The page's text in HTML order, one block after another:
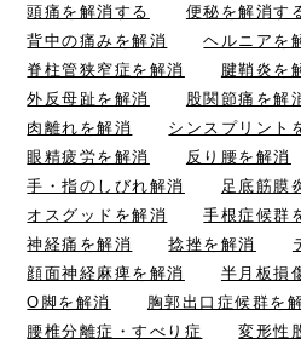
頭痛を解消する
便秘を解消す
背中の痛みを解消
ヘルニアを
脊柱管狭窄症を解消
腱鞘炎を
外反母趾を解消
股関節痛を解
肉離れを解消
シンスプリント
眼精疲労を解消
反り腰を解消
手・指のしびれ解消
足底筋膜
オスグッドを解消
手根症候群
神経痛を解消
捻挫を解消
顔面神経麻痺を解消
半月板損
O脚を解消
胸郭出口症候群を
腰椎分離症・すべり症
変形性